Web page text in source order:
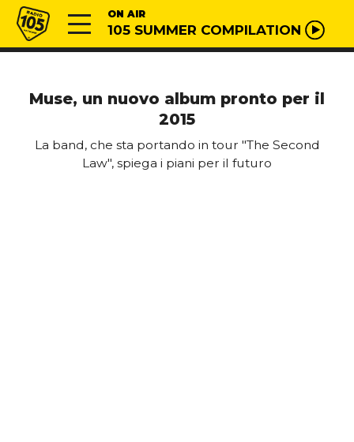
Vai al contenuto
Radio 105 ON AIR
105 SUMMER COMPILATION
Muse, un nuovo album pronto per il
2015
La band, che sta portando in tour "The Second
Law", spiega i piani per il futuro